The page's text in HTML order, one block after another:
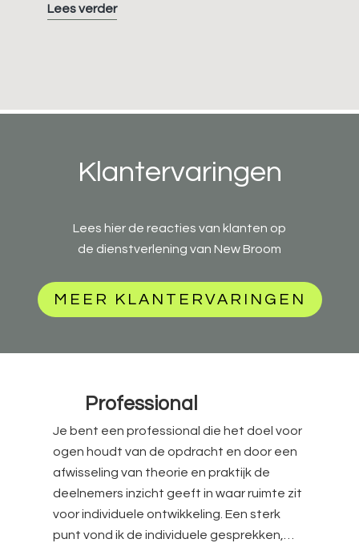
Lees verderWerkgewoonte
je
Klantervaringen
Lees hier de reacties van klanten op
de dienstverlening van New Broom
MEER KLANTERVARINGEN
Professional
Je bent een professional die het doel voor
ogen houdt van de opdracht en door een
afwisseling van theorie en praktijk de
deelnemers inzicht geeft in waar ruimte zit
voor individuele ontwikkeling. Een sterk
punt vond ik de individuele gesprekken,